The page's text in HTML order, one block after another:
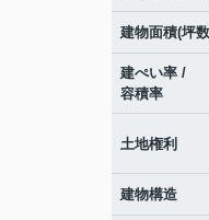
建物面積(坪
建ぺい率 /
容積率
土地権利
建物構造